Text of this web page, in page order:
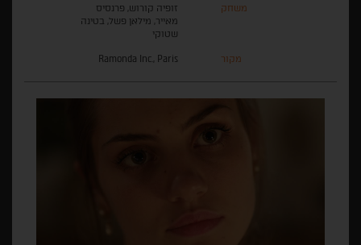
משחק
זופיה קורוש, פרנסיס
מאייר, מילאן פשל, בטינה
שטוקי
מקור Ramonda Inc., Paris